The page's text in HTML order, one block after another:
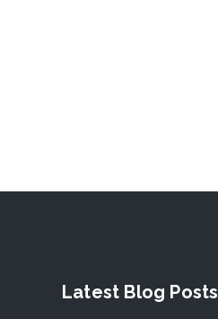
Latest Blog Posts